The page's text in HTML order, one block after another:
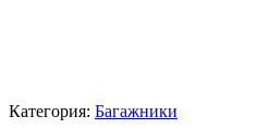
Категория: Багажники